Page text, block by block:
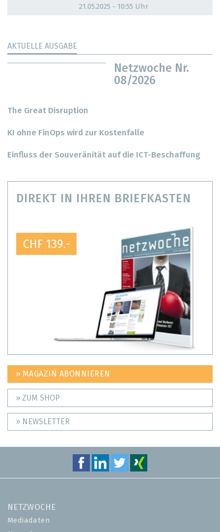
21.05.2025 - 10:55 Uhr
AKTUELLE AUSGABE
Netzwoche Nr.
08/2026
The Great Disruption
KI ohne FinOps wird zur Kostenfalle
Einfluss der Souveränität auf die ICT-Beschaffung
DIREKT IN IHREN BRIEFKASTEN
CHF 139.-
» MAGAZIN ABONNIEREN
» ZUM SHOP
» NEWSLETTER
NETZWOCHE
Mediadaten